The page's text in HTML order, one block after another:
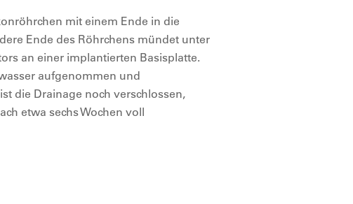
mit einem Ende in die
Ende des Röhrchens mündet unter
an einer implantierten Basisplatte.
aufgenommen und
die Drainage noch verschlossen,
etwa sechs Wochen voll